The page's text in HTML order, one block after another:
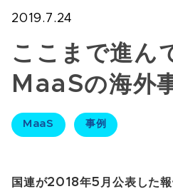
2019.7.24
ここまで進ん
MaaSの海外
MaaS 事例
国連が2018年5月公表した報